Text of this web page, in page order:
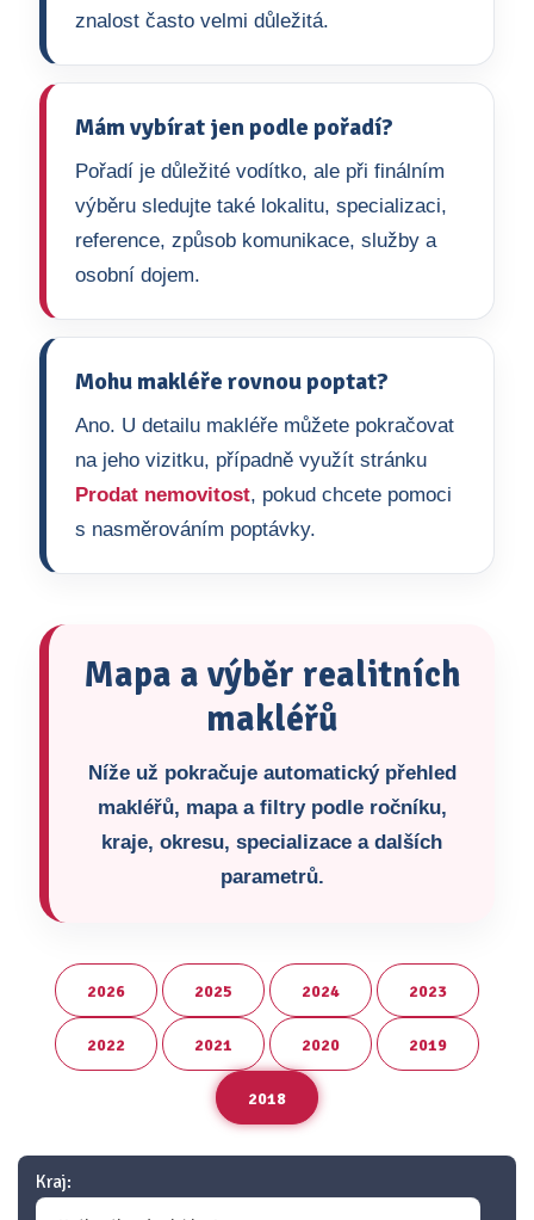
znalost často velmi důležitá.
Mám vybírat jen podle pořadí?
Pořadí je důležité vodítko, ale při finálním
výběru sledujte také lokalitu, specializaci,
reference, způsob komunikace, služby a
osobní dojem.
Mohu makléře rovnou poptat?
Ano. U detailu makléře můžete pokračovat
na jeho vizitku, případně využít stránku
Prodat nemovitost, pokud chcete pomoci
s nasměrováním poptávky.
Mapa a výběr realitních
makléřů
Níže už pokračuje automatický přehled
makléřů, mapa a filtry podle ročníku,
kraje, okresu, specializace a dalších
parametrů.
2026 2025 2024 2023
2022 2021 2020 2019
2018
Kraj: